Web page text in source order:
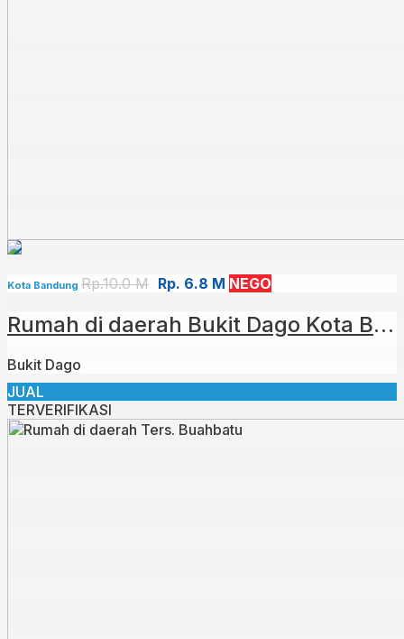
Kota Bandung Rp.10.0 M Rp. 6.8 M NEGO
Rumah di daerah Bukit Dago⁣ Kota Bandung
Bukit Dago
JUAL
TERVERIFIKASI